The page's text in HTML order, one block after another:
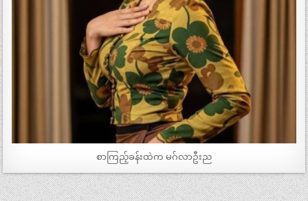
စာကြည့်ခန်းထဲက မဂ်လာဦးည